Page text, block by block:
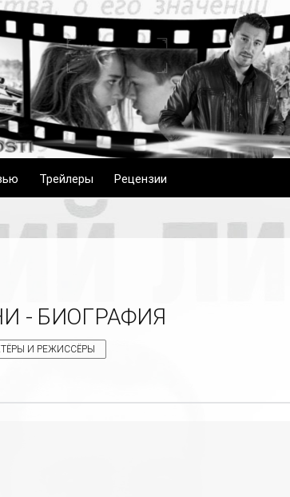
Трейлеры Рецензии
- БИОГРАФИЯ
И РЕЖИССЁРЫ